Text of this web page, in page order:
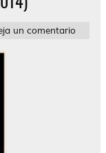
un comentario